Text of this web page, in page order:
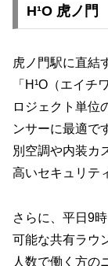
H¹O 虎ノ門
虎ノ門駅に直結
「H¹O（エイ
ロジェクト単位
ンサーに最適で
別空調や内装カ
高いセキュリテ
さらに、平日9
可能な共有ラウ
人数で働く方の